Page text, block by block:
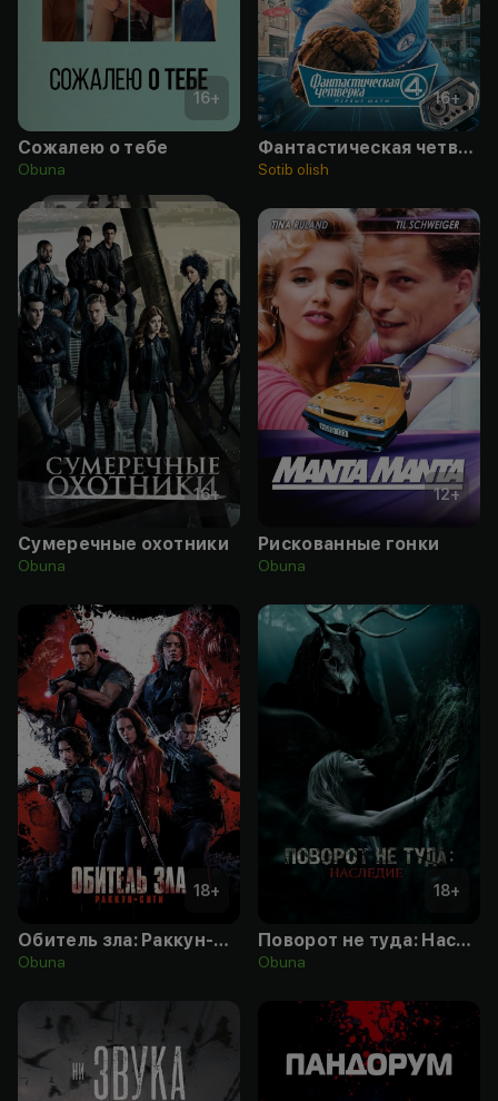
16+
Сожалею о тебе
Obuna
16+
Фантастическая четвёрка: Первые шаги
Sotib olish
16+
Сумеречные охотники
Obuna
12+
Рискованные гонки
Obuna
18+
Обитель зла: Раккун-Сити
Obuna
18+
Поворот не туда: Наследие
Obuna